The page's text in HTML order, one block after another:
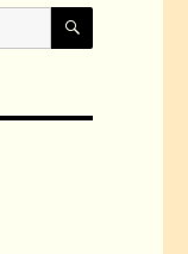
SUCHEN